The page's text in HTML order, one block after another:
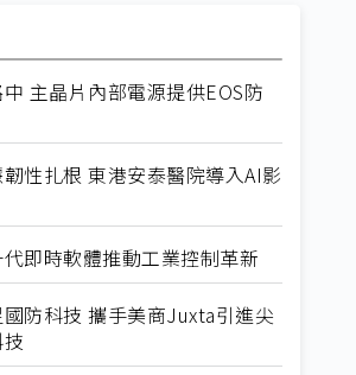
主晶片內部電源提供EOS防
性扎根 東港安泰醫院導入AI影
即時軟體推動工業控制革新
防科技 攜手美商Juxta引進尖